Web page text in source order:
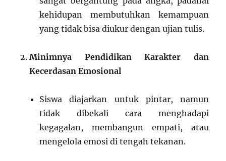
kehidupan membutuhkan kemampuan
yang tidak bisa diukur dengan ujian tulis.
Minimnya Pendidikan Karakter dan
Kecerdasan Emosional
Siswa diajarkan untuk pintar, namun
tidak dibekali cara menghadapi
kegagalan, membangun empati, atau
mengelola emosi di tengah tekanan.